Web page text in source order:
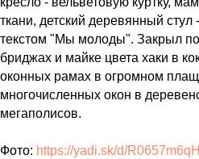
ткани, детский деревянный
текстом "Мы молоды". Закрыл
бриджах и майке цвета хаки в
оконных рамах в огромном
многочисленных окон в
мегаполисов.
Фото: https://yadi.sk/d/